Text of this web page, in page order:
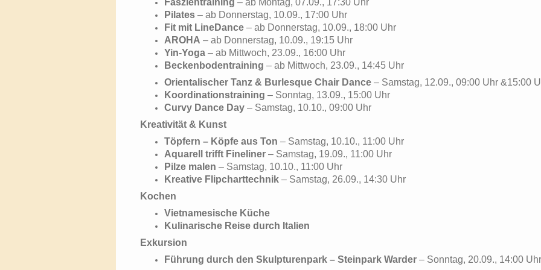
Faszientraining – ab Montag, 07.09., 17:30 Uhr
Pilates – ab Donnerstag, 10.09., 17:00 Uhr
Fit mit LineDance – ab Donnerstag, 10.09., 18:00 Uhr
AROHA – ab Donnerstag, 10.09., 19:15 Uhr
Yin-Yoga – ab Mittwoch, 23.09., 16:00 Uhr
Beckenbodentraining – ab Mittwoch, 23.09., 14:45 Uhr
Orientalischer Tanz & Burlesque Chair Dance – Samstag, 12.09., 09:00 Uhr &15:00
Koordinationstraining – Sonntag, 13.09., 15:00 Uhr
Curvy Dance Day – Samstag, 10.10., 09:00 Uhr
Kreativität & Kunst
Töpfern – Köpfe aus Ton – Samstag, 10.10., 11:00 Uhr
Aquarell trifft Fineliner – Samstag, 19.09., 11:00 Uhr
Pilze malen – Samstag, 10.10., 11:00 Uhr
Kreative Flipcharttechnik – Samstag, 26.09., 14:30 Uhr
Kochen
Vietnamesische Küche
Kulinarische Reise durch Italien
Exkursion
Führung durch den Skulpturenpark – Steinpark Warder – Sonntag, 20.09., 14:00 Uhr